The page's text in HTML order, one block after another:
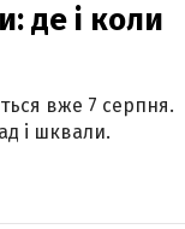
де і коли
вже 7 серпня.
і шквали.